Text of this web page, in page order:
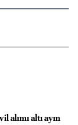
alımı altı ayın